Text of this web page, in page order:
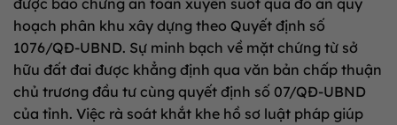
hoạch phân khu xây dựng theo Quyết định số
1076/QĐ-UBND. Sự minh bạch về mặt chứng từ sở
hữu đất đai được khẳng định qua văn bản chấp thuận
chủ trương đầu tư cùng quyết định số 07/QĐ-UBND
của tỉnh. Việc rà soát khắt khe hồ sơ luật pháp giúp